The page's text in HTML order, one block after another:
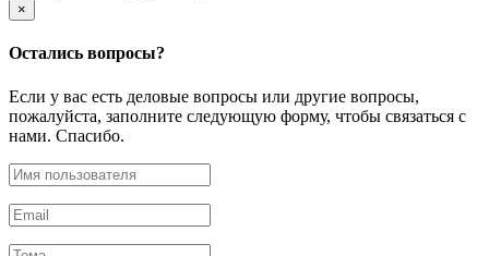
×
Остались вопросы?
Если у вас есть деловые вопросы или другие вопросы,
пожалуйста, заполните следующую форму, чтобы связаться с
нами. Спасибо.